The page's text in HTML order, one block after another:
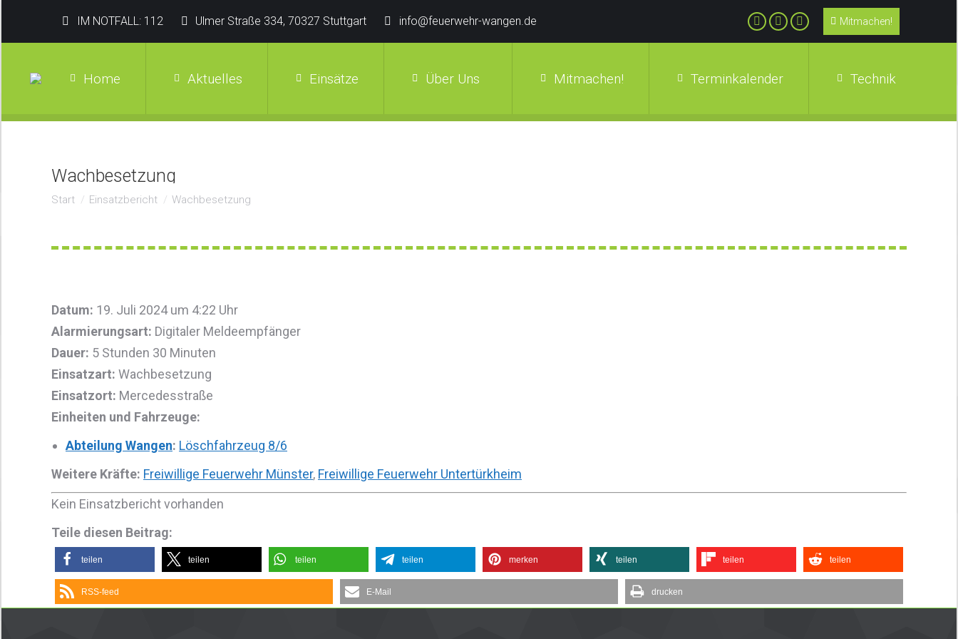
IM NOTFALL: 112 Ulmer Straße 334, 70327 Stuttgart info@feuerwehr-wangen.de Mitmachen!
Home Aktuelles Einsätze Über Uns Mitmachen! Terminkalender Technik
Wachbesetzung
Sie befinden sich hier:
Start Einsatzbericht Wachbesetzung
Datum: 19. Juli 2024 um 4:22 Uhr
Alarmierungsart: Digitaler Meldeempfänger
Dauer: 5 Stunden 30 Minuten
Einsatzart: Wachbesetzung
Einsatzort: Mercedesstraße
Einheiten und Fahrzeuge:
Abteilung Wangen: Löschfahrzeug 8/6
Weitere Kräfte: Freiwillige Feuerwehr Münster, Freiwillige Feuerwehr Untertürkheim
Kein Einsatzbericht vorhanden
Teile diesen Beitrag:
teilen teilen teilen teilen merken teilen teilen teilen
RSS-feed E-Mail drucken